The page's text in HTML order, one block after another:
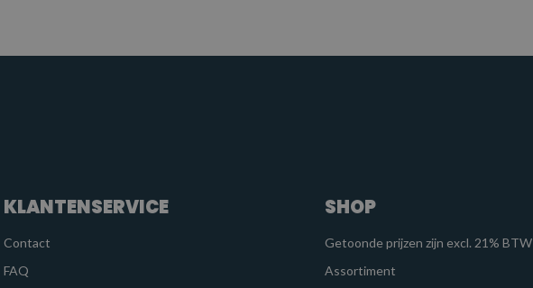
KLANTENSERVICE
Contact
FAQ
SHOP
Getoonde prijzen zijn excl. 21% BTW
Assortiment